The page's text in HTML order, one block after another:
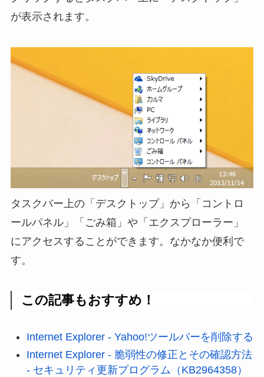
が表示されます。
タスクバー上の「デスクトップ」から「コントロ
ールパネル」「ごみ箱」や「エクスプローラー」
にアクセスすることができます。なかなか便利で
す。
この記事もおすすめ！
Internet Explorer - Yahoo!ツールバーを削除する
Internet Explorer - 脆弱性の修正とその確認方法
- セキュリティ更新プログラム（KB2964358）